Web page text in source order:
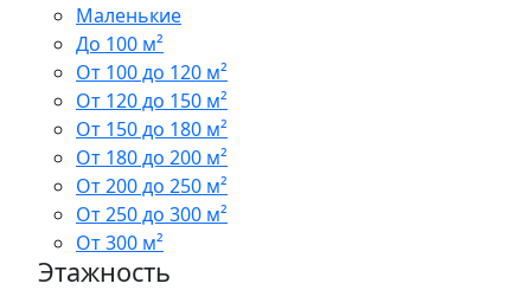
Маленькие
До 100 м²
От 100 до 120 м²
От 120 до 150 м²
От 150 до 180 м²
От 180 до 200 м²
От 200 до 250 м²
От 250 до 300 м²
От 300 м²
Этажность